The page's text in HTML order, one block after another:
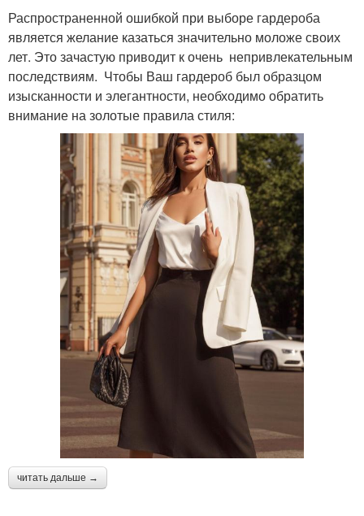
Распространенной ошибкой при выборе гардероба
является желание казаться значительно моложе своих
лет. Это зачастую приводит к очень непривлекательным
последствиям. Чтобы Ваш гардероб был образцом
изысканности и элегантности, необходимо обратить
внимание на золотые правила стиля:
читать дальше →